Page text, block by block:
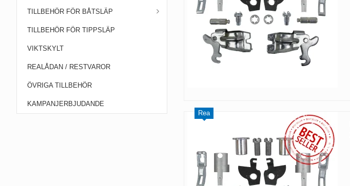
TILLBEHÖR FÖR BÅTSLÄP
TILLBEHÖR FÖR TIPPSLÄP
VIKTSKYLT
REALÅDAN / RESTVAROR
ÖVRIGA TILLBEHÖR
KAMPANJERBJUDANDE
Rea